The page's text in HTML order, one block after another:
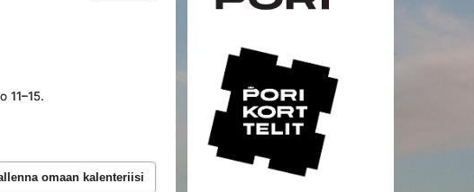
11–15.
omaan kalenteriisi